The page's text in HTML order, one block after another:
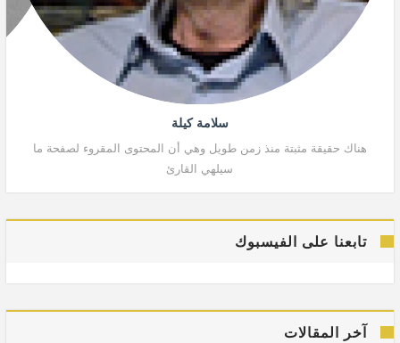
سلامة كيلة
هناك حقيقة مثبتة منذ زمن طويل وهي أن المحتوى المقروء لصفحة ما
سيلهي القارئ
تابعنا على الفيسبوك
آخر المقالات